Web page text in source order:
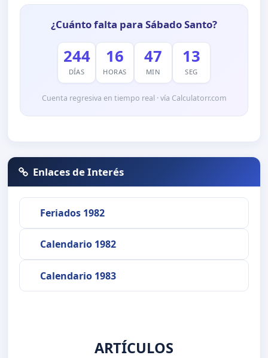
¿Cuánto falta para Sábado Santo?
244
DÍAS
16
HORAS
47
MIN
13
SEG
Cuenta regresiva en tiempo real · vía Calculatorr.com
Enlaces de Interés
Feriados 1982
Calendario 1982
Calendario 1983
ARTÍCULOS